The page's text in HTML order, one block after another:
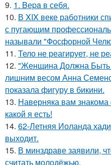
9. 1. Bеpa в себя.
10. В XIX веке работники
с пугающим
называли "Фосфорной
11. Тело не реагирует, не
12. "Женщина Должна
лишним весом Анна
показала фигуру в бикини.
13. Hаверняка вам
какой я есть!
14. 62-Летняя Иоланда
выходит.
15. В минздраве заявили,
считать молодёжью.